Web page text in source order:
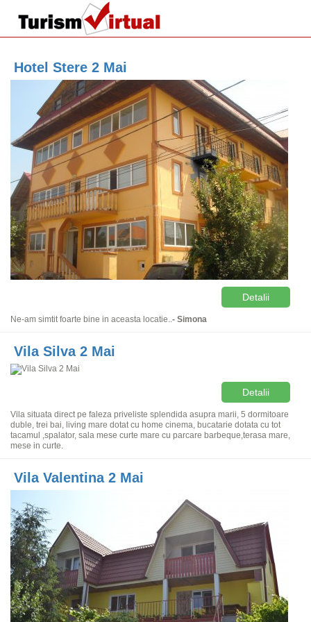
Hotel Stere 2 Mai
Detalii
Ne-am simtit foarte bine in aceasta locatie..- Simona
Vila Silva 2 Mai
Detalii
Vila situata direct pe faleza priveliste splendida asupra marii, 5 dormitoare
duble, trei bai, living mare dotat cu home cinema, bucatarie dotata cu tot
tacamul ,spalator, sala mese curte mare cu parcare barbeque,terasa mare,
mese in curte.
Vila Valentina 2 Mai